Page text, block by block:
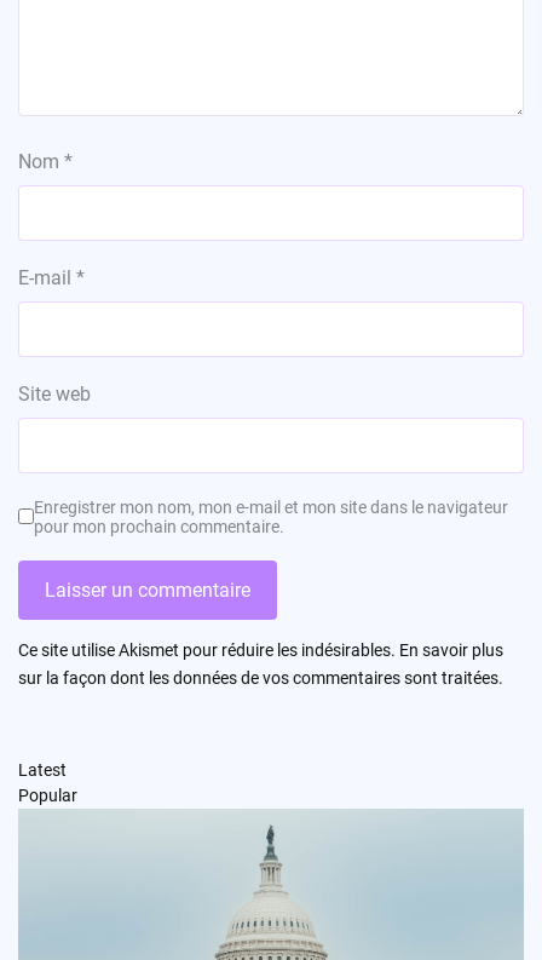
Nom *
E-mail *
Site web
Enregistrer mon nom, mon e-mail et mon site dans le navigateur
pour mon prochain commentaire.
Ce site utilise Akismet pour réduire les indésirables. En savoir plus
sur la façon dont les données de vos commentaires sont traitées.
Latest
Popular